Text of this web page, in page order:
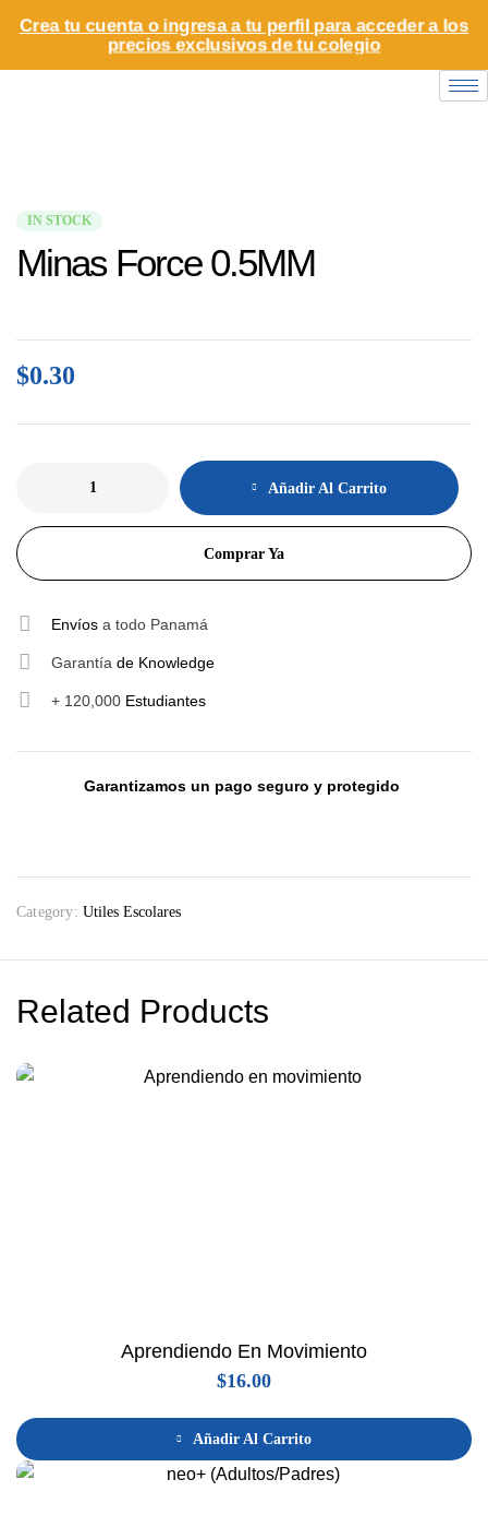
Crea tu cuenta o ingresa a tu perfil para acceder a los
precios exclusivos de tu colegio
IN STOCK
Minas Force 0.5MM
$0.30
Añadir Al Carrito
Comprar Ya
Envíos a todo Panamá
Garantía de Knowledge
+ 120,000Estudiantes
Garantizamos un pago seguro y protegido
Category: Utiles Escolares
Related Products
Aprendiendo En Movimiento
$16.00
Añadir Al Carrito